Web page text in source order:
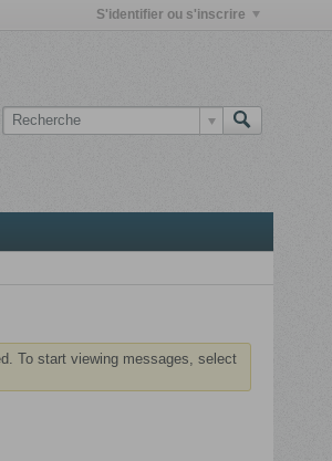
S'identifier ou s'inscrire
To start viewing messages, select